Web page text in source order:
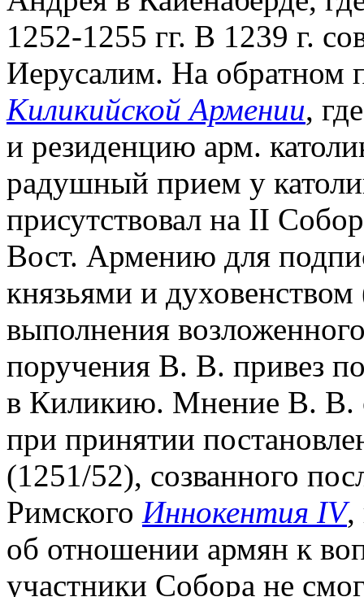
1252-1255 гг. В 1239 г.
Иерусалим. На обратном
Киликийской Армении,
и резиденцию арм.
радушный прием у
присутствовал на II
Вост. Армению для
князьями и
выполнения
поручения В. В. привез
в Киликию. Мнение В. В.
при принятии
(1251/52), созванного
Римского Иннокентия IV,
об отношении армян к
участники Собора не